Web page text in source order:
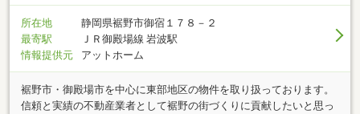
所在地
静岡県裾野市御宿１７８－２
最寄駅
ＪＲ御殿場線 岩波駅
情報提供元
アットホーム
裾野市・御殿場市を中心に東部地区の物件を取り扱っております。
信頼と実績の不動産業者として裾野の街づくりに貢献したいと思っ